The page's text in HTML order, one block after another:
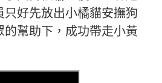
好先放出小橘貓安撫狗
幫助下，成功帶走小黃